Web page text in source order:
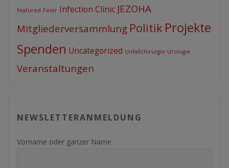
featured Feier Infection Clinic JEZOHA
Mitgliederversammlung Politik Projekte
Spenden Uncategorized Unfallchirurgie Urologie
Veranstaltungen
NEWSLETTERANMELDUNG
Vorname oder ganzer Name